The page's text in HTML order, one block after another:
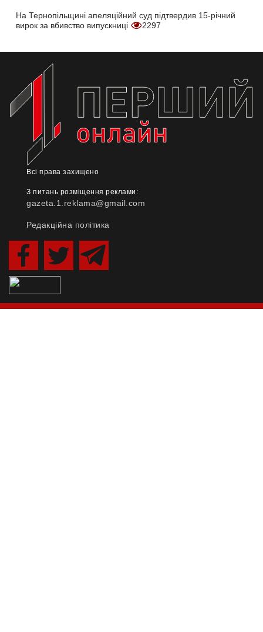
На Тернопільщині апеляційний суд підтвердив 15-річний
вирок за вбивство випускниці
2297
Всі права захищено
З питань розміщення реклами:
gazeta.1.reklama@gmail.com
Редакційна політика